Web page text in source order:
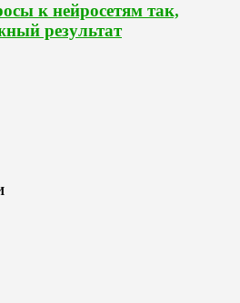
к нейросетям так,
результат